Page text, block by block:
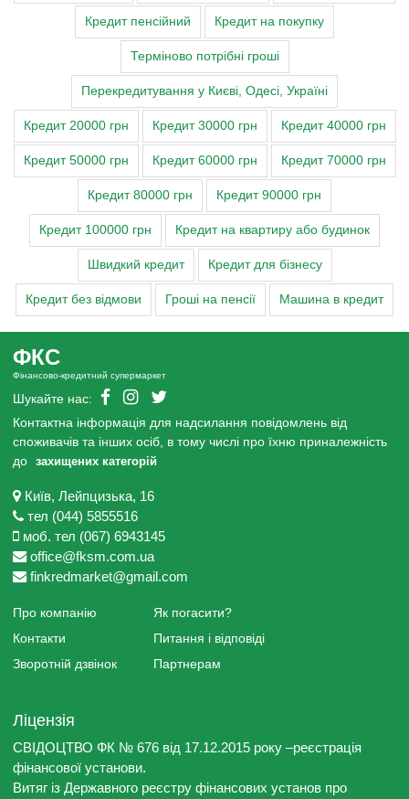
Кредит пенсійний Кредит на покупку
Терміново потрібні гроші
Перекредитування у Києві, Одесі, Україні
Кредит 20000 грн Кредит 30000 грн Кредит 40000 грн
Кредит 50000 грн Кредит 60000 грн Кредит 70000 грн
Кредит 80000 грн Кредит 90000 грн
Кредит 100000 грн Кредит на квартиру або будинок
Швидкий кредит Кредит для бізнесу
Кредит без відмови Гроші на пенсії Машина в кредит
ФКС
Фінансово-кредитний супермаркет
Шукайте нас:
Контактна інформація для надсилання повідомлень від
споживачів та інших осіб, в тому числі про їхню приналежність
до
захищених категорій
Київ, Лейпцизька, 16
тел (044) 5855516
моб. тел (067) 6943145
office@fksm.com.ua
finkredmarket@gmail.com
Про компанію
Контакти
Зворотній дзвінок
Як погасити?
Питання і відповіді
Партнерам
Ліцензія
СВІДОЦТВО ФК № 676 від 17.12.2015 року –реєстрація
фінансової установи.
Витяг із Державного реєстру фінансових установ про